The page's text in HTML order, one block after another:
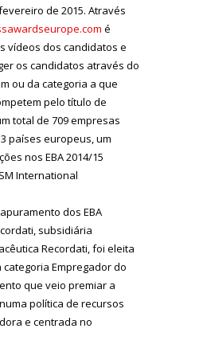
de 2015. Através
é
vídeos dos candidatos e
os candidatos através do
ou da categoria a que
pelo título de
total de 709 empresas
países europeus, um
nos EBA 2014/15
International
dos EBA
subsidiária
Recordati, foi eleita
Empregador do
que veio premiar a
política de recursos
e centrada no